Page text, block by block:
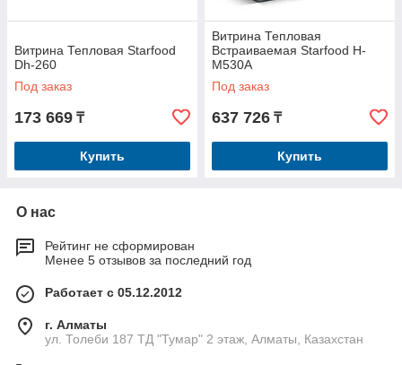
Витрина Тепловая Starfood
Dh-260
Под заказ
173 669 ₸
Купить
Витрина Тепловая
Встраиваемая Starfood H-
M530A
Под заказ
637 726 ₸
Купить
О нас
Рейтинг не сформирован
Менее 5 отзывов за последний год
Работает с 05.12.2012
г. Алматы
ул. Толеби 187 ТД "Тумар" 2 этаж, Алматы, Казахстан